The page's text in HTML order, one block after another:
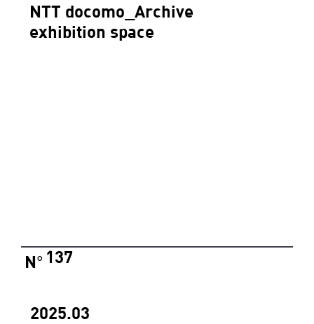
NTT docomo_Archive
exhibition space
2025.03
137
N°